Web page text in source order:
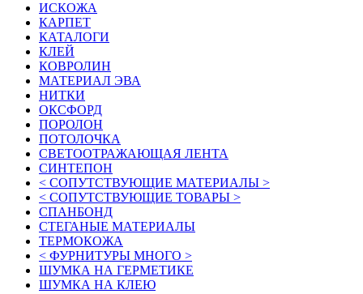
ИСКОЖА
КАРПЕТ
КАТАЛОГИ
КЛЕЙ
КОВРОЛИН
МАТЕРИАЛ ЭВА
НИТКИ
ОКСФОРД
ПОРОЛОН
ПОТОЛОЧКА
СВЕТООТРАЖАЮЩАЯ ЛЕНТА
СИНТЕПОН
< СОПУТСТВУЮЩИЕ МАТЕРИАЛЫ >
< СОПУТСТВУЮЩИЕ ТОВАРЫ >
СПАНБОНД
СТЕГАНЫЕ МАТЕРИАЛЫ
ТЕРМОКОЖА
< ФУРНИТУРЫ МНОГО >
ШУМКА НА ГЕРМЕТИКЕ
ШУМКА НА КЛЕЮ